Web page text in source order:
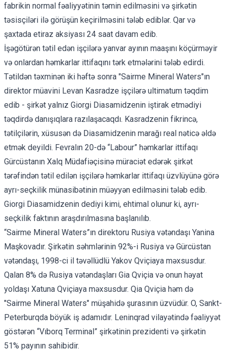
fabrikin normal fəaliyyətinin təmin edilməsini və şirkətin
təsisçiləri ilə görüşün keçirilməsini tələb ediblər. Qar və
şaxtada etiraz aksiyası 24 saat davam edib.
İşəgötürən tətil edən işçilərə yanvar ayının maaşını köçürməyir
və onlardan həmkarlar ittifaqını tərk etmələrini tələb edirdi.
Tətildən təxminən iki həftə sonra "Sairme Mineral Waters"ın
direktor müavini Levan Kasradze işçilərə ultimatum təqdim
edib - şirkət yalnız Giorgi Diasamidzenin iştirak etmədiyi
təqdirdə danışıqlara razılaşacaqdı. Kasradzenin fikrincə,
tətilçilərin, xüsusən də Diasamidzenin marağı real nəticə əldə
etmək deyildi. Fevralın 20-də “Labour” həmkarlar ittifaqı
Gürcüstanın Xalq Müdafiəçisinə müraciət edərək şirkət
tərəfindən tətil edilən işçilərə həmkarlar ittifaqı üzvlüyünə görə
ayrı-seçkilik münasibətinin müəyyən edilməsini tələb edib.
Giorgi Diasamidzenin dediyi kimi, ehtimal olunur ki, ayrı-
seçkilik faktının araşdırılmasına başlanılıb.
“Sairme Mineral Waters”ın direktoru Rusiya vətəndaşı Yanina
Maşkovadır. Şirkətin səhmlərinin 92%-i Rusiya və Gürcüstan
vətəndaşı, 1998-ci il təvəllüdlü Yakov Qviçiaya məxsusdur.
Qalan 8% də Rusiya vətəndaşları Gia Qviçia və onun həyat
yoldaşı Xatuna Qviçiaya məxsusdur. Qia Qviçia həm də
"Sairme Mineral Waters" müşahidə şurasının üzvüdür. O, Sankt-
Peterburqda böyük iş adamıdır. Leninqrad vilayətində fəaliyyət
göstərən “Vıborq Terminal” şirkətinin prezidenti və şirkətin
51% payının sahibidir.